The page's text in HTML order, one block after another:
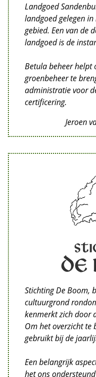
Landgoed
landgoed gelegen
gebied. Een van de
landgoed is de
Betula beheer helpt
groenbeheer te
administratie voor
certificering.
Jeroen
Stichting De Boom,
cultuurgrond
kenmerkt zich door
Om het overzicht te
gebruikt bij de
Een belangrijk
het ons